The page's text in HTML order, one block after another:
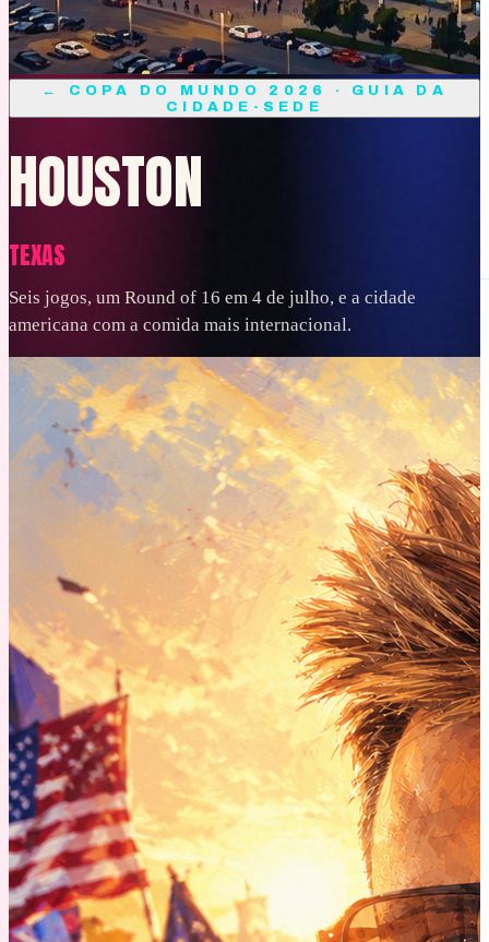
PlanejeReserveBagagemVistos e documentos No destino Orçamento
PT
← COPA DO MUNDO 2026 · GUIA DA
CIDADE-SEDE
HOUSTON
TEXAS
Seis jogos, um Round of 16 em 4 de julho, e a cidade
americana com a comida mais internacional.